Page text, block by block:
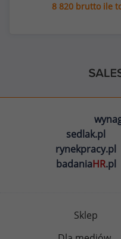
8 820 brutto ile
sedlak.pl
rynekpracy.pl
badaniaHR.pl
Sklep